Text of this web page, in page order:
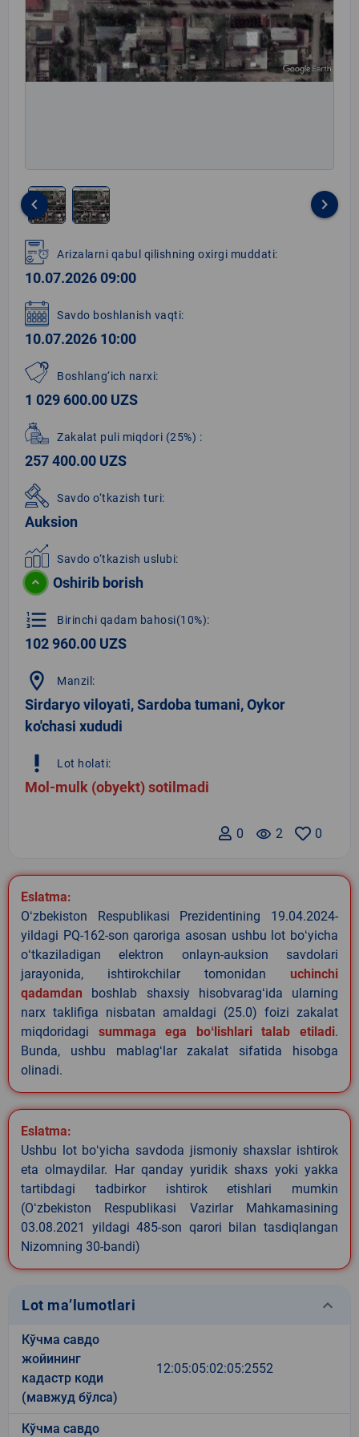
1
of
2
keyboard_arrow_left keyboard_arrow_right
Arizalarni qabul qilishning oxirgi muddati:
10.07.2026 09:00
Savdo boshlanish vaqti:
10.07.2026 10:00
Boshlang‘ich narxi:
1 029 600.00 UZS
Zakalat puli miqdori (25%) :
257 400.00 UZS
Savdo o‘tkazish turi:
Auksion
Savdo o‘tkazish uslubi:
Oshirib borish
format_list_numbered Birinchi qadam bahosi(10%):
102 960.00 UZS
location_on Manzil:
Sirdaryo viloyati, Sardoba tumani, Oykor
ko'chasi xududi
priority_high Lot holati:
Mol-mulk (obyekt) sotilmadi
0
remove_red_eye 2
0
Eslatma:
Oʻzbekiston Respublikasi Prezidentining 19.04.2024-
yildagi PQ-162-son qaroriga asosan ushbu lot boʻyicha
oʻtkaziladigan elektron onlayn-auksion savdolari
jarayonida, ishtirokchilar tomonidan uchinchi
qadamdan boshlab shaxsiy hisobvaragʻida ularning
narx taklifiga nisbatan amaldagi (25.0) foizi zakalat
miqdoridagi summaga ega boʻlishlari talab etiladi.
Bunda, ushbu mablagʻlar zakalat sifatida hisobga
olinadi.
Eslatma:
Ushbu lot boʻyicha savdoda jismoniy shaxslar ishtirok
eta olmaydilar. Har qanday yuridik shaxs yoki yakka
tartibdagi tadbirkor ishtirok etishlari mumkin
(Oʻzbekiston Respublikasi Vazirlar Mahkamasining
03.08.2021 yildagi 485-son qarori bilan tasdiqlangan
Nizomning 30-bandi)
Lot ma’lumotlari keyboard_arrow_down
Кўчма савдо
жойининг
кадастр коди
(мавжуд бўлса)
12:05:05:02:05:2552
Кўчма савдо